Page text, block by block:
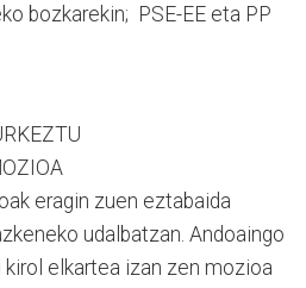
bozkarekin; PSE-EE eta PP
eragin zuen eztabaida
udalbatzan. Andoaingo
elkartea izan zen mozioa